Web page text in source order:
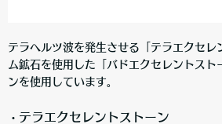
テラヘルツ波を発生させる「テラエクセレ
ム鉱石を使用した「バドエクセレントスト
ンを使用しています。
・ テラエクセレントストーン